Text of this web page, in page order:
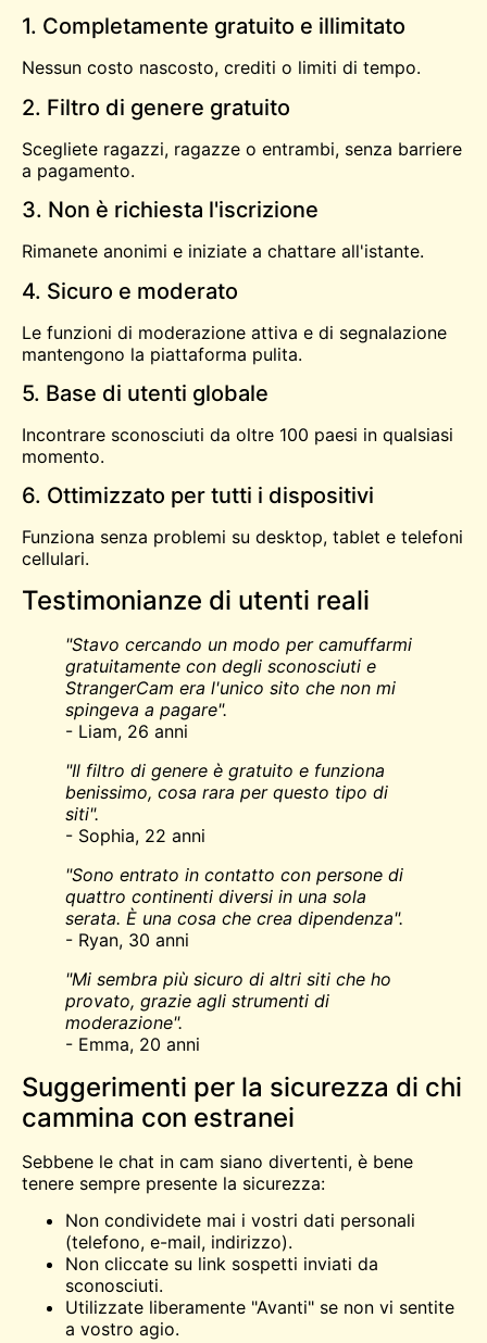
1. Completamente gratuito e illimitato
Nessun costo nascosto, crediti o limiti di tempo.
2. Filtro di genere gratuito
Scegliete ragazzi, ragazze o entrambi, senza barriere
a pagamento.
3. Non è richiesta l'iscrizione
Rimanete anonimi e iniziate a chattare all'istante.
4. Sicuro e moderato
Le funzioni di moderazione attiva e di segnalazione
mantengono la piattaforma pulita.
5. Base di utenti globale
Incontrare sconosciuti da oltre 100 paesi in qualsiasi
momento.
6. Ottimizzato per tutti i dispositivi
Funziona senza problemi su desktop, tablet e telefoni
cellulari.
Testimonianze di utenti reali
"Stavo cercando un modo per camuffarmi
gratuitamente con degli sconosciuti e
StrangerCam era l'unico sito che non mi
spingeva a pagare".
- Liam, 26 anni
"Il filtro di genere è gratuito e funziona
benissimo, cosa rara per questo tipo di
siti".
- Sophia, 22 anni
"Sono entrato in contatto con persone di
quattro continenti diversi in una sola
serata. È una cosa che crea dipendenza".
- Ryan, 30 anni
"Mi sembra più sicuro di altri siti che ho
provato, grazie agli strumenti di
moderazione".
- Emma, 20 anni
Suggerimenti per la sicurezza di chi
cammina con estranei
Sebbene le chat in cam siano divertenti, è bene
tenere sempre presente la sicurezza:
Non condividete mai i vostri dati personali
(telefono, e-mail, indirizzo).
Non cliccate su link sospetti inviati da
sconosciuti.
Utilizzate liberamente "Avanti" se non vi sentite
a vostro agio.